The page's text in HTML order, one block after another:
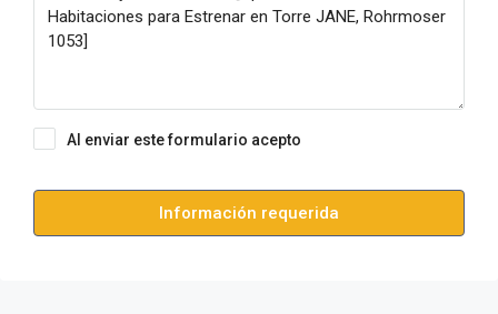
Al enviar este formulario acepto
Información requerida